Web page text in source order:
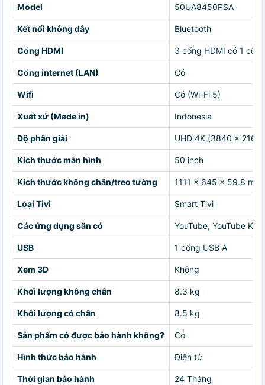
Model 50UA8450PSA
Kết nối không dây Bluetooth
Cổng HDMI 3 cổng HDMI có 1
Cổng internet (LAN) Có
Wifi Có (Wi-Fi 5)
Xuất xứ (Made in) Indonesia
Độ phân giải UHD 4K (3840 x 2160)
Kích thước màn hình 50 inch
Kích thước không chân/treo tường 1111 x 645 x 59.8 mm
Loại Tivi Smart Tivi
Các ứng dụng sẵn có YouTube, YouTube
USB 1 cổng USB A
Xem 3D Không
Khối lượng không chân 8.3 kg
Khối lượng có chân 8.5 kg
Sản phẩm có được bảo hành không? Có
Hình thức bảo hành Điện tử
Thời gian bảo hành 24 Tháng